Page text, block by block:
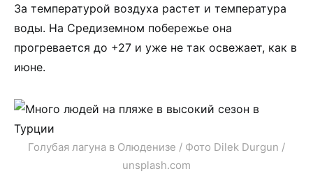
За температурой воздуха растет и температура
воды. На Средиземном побережье она
прогревается до +27 и уже не так освежает, как в
июне.
Голубая лагуна в Олюденизе / Фото Dilek Durgun /
unsplash.com